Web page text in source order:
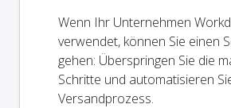
Wenn Ihr Unternehmen
verwendet, können Sie einen
gehen: Überspringen Sie die
Schritte und automatisieren
Versandprozess.